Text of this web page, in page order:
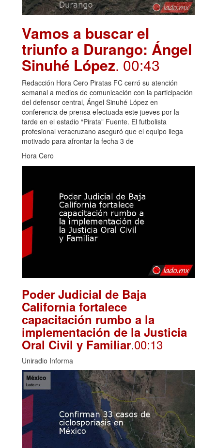
Vamos a buscar el
triunfo a Durango: Ángel
Sinuhé López. 00:43
Redacción Hora Cero Piratas FC cerró su atención
semanal a medios de comunicación con la participación
del defensor central, Ángel Sinuhé López en
conferencia de prensa efectuada este jueves por la
tarde en el estadio “Pirata” Fuente. El futbolista
profesional veracruzano aseguró que el equipo llega
motivado para afrontar la fecha 3 de
Hora Cero
Poder Judicial de Baja
California fortalece
capacitación rumbo a la
implementación de la Justicia
Oral Civil y Familiar.00:13
Uniradio Informa